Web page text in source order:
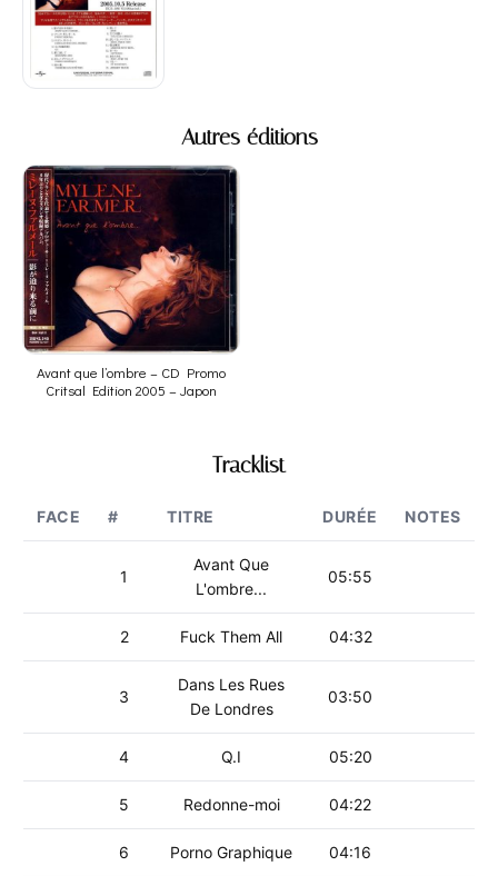
Autres éditions
Avant que l’ombre – CD Promo
Critsal Edition 2005 – Japon
Tracklist
FACE # TITRE DURÉE NOTES
1
Avant Que
L'ombre...
05:55
2 Fuck Them All 04:32
3
Dans Les Rues
De Londres
03:50
4 Q.I 05:20
5 Redonne-moi 04:22
6 Porno Graphique 04:16